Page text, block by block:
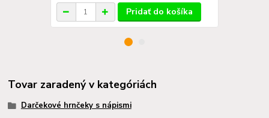
Pridať do košíka
Tovar zaradený v kategóriách
Darčekové hrnčeky s nápismi